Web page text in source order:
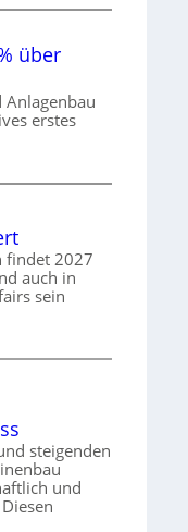
über
erstes
findet 2027
auch in
sein
steigenden
und